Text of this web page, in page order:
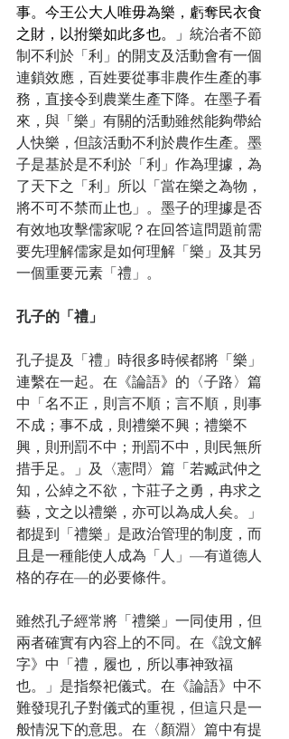
事。今王公大人唯毋為樂，虧奪民衣食
之財，以拊樂如此多也。」 統治者不節
制不利於「利」的開支及活動會有一個
連鎖效應，百姓要從事非農作生產的事
務，直接令到農業生產下降。在墨子看
來，與「樂」有關的活動雖然能夠帶給
人快樂，但該活動不利於農作生產。墨
子是基於是不利於「利」作為理據，為
了天下之「利」所以「當在樂之為物，
將不可不禁而止也」。墨子的理據是否
有效地攻擊儒家呢？在回答這問題前需
要先理解儒家是如何理解「樂」及其另
一個重要元素「禮」。
孔子的「禮」
孔子提及「禮」時很多時候都將「樂」
連繫在一起。在《論語》的〈子路〉篇
中「名不正，則言不順；言不順，則事
不成；事不成，則禮樂不興；禮樂不
興，則刑罰不中；刑罰不中，則民無所
措手足。」及〈憲問〉篇「若臧武仲之
知，公綽之不欲，卞莊子之勇，冉求之
藝，文之以禮樂，亦可以為成人矣。」
都提到「禮樂」是政治管理的制度，而
且是一種能使人成為「人」—有道德人
格的存在—的必要條件。
雖然孔子經常將「禮樂」一同使用，但
兩者確實有內容上的不同。在《說文解
字》中「禮，履也，所以事神致福
也。」是指祭祀儀式。在《論語》中不
難發現孔子對儀式的重視，但這只是一
般情況下的意思。在〈顏淵〉篇中有提